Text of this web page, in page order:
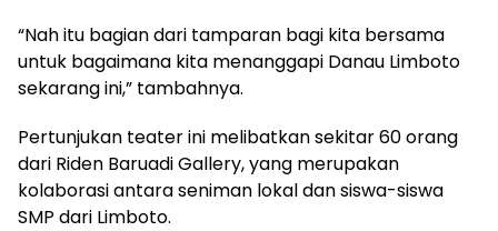
“Nah itu bagian dari tamparan bagi kita bersama
untuk bagaimana kita menanggapi Danau Limboto
sekarang ini,” tambahnya.
Pertunjukan teater ini melibatkan sekitar 60 orang
dari Riden Baruadi Gallery, yang merupakan
kolaborasi antara seniman lokal dan siswa-siswa
SMP dari Limboto.